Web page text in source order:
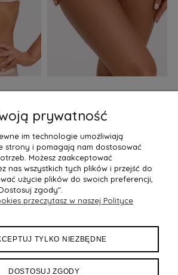
77,99 zł
Do Koszyka »
POMOC
MOJE KONTO
I DOSTAWA
prywatność
im technologie umożliwiają
strony i pomagają nam dostosować
Możesz zaakceptować
nas wszystkich tych plików i przejść do
użycie plików do swoich preferencji,
zgody".
przeczytasz w naszej Polityce
TYLKO NIEZBĘDNE
DOSTOSUJ ZGODY